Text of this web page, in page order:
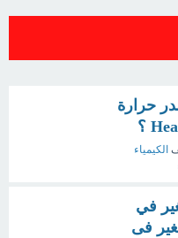
حرارة
الكيمياء
في
فى